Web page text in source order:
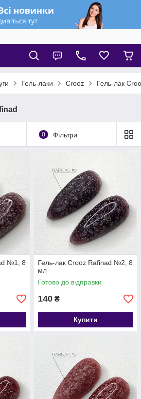
Гель-лаки Crooz Гель-лак
0 Фільтри
№1, 8
Гель-лак Crooz Rafinad №2, 8
мл
Готово до відправки
140 ₴
Купити